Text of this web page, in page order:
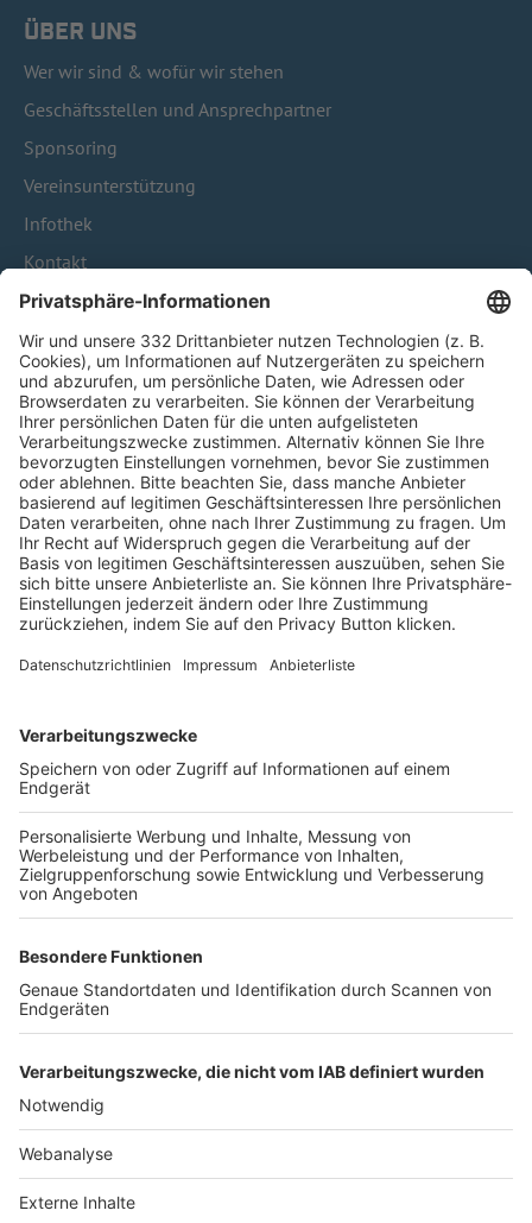
ÜBER UNS
Wer wir sind & wofür wir stehen
Geschäftsstellen und Ansprechpartner
Sponsoring
Vereinsunterstützung
Infothek
Kontakt
HÄUFIG BESUCHTE SEITEN
Pässe und Vereinswechsel
Trainerausbildung
Schulungsangebot Vereinsmitarbeiter
BFV-Geschäftsstellen
Trainerbörse
Login SpielPlus
FOLGE DEM BFV
TOP-VEREINE
TOP-PARTNER
Nutzungsbedingungen Datenschutz Impressum